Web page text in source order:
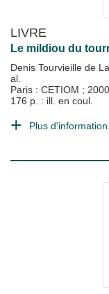
LIVRE
Le mildiou du
Denis Tourvieille de
al.
Paris : CETIOM ; 2000
176 p. : ill. en coul.
Plus